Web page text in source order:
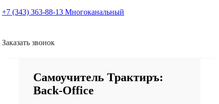
+7 (343) 363-88-13 Многоканальный
Заказать звонок
Самоучитель Трактиръ:
Back-Office